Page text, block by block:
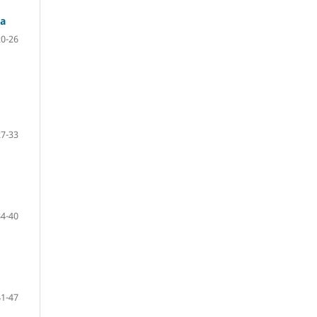
26
33
40
47